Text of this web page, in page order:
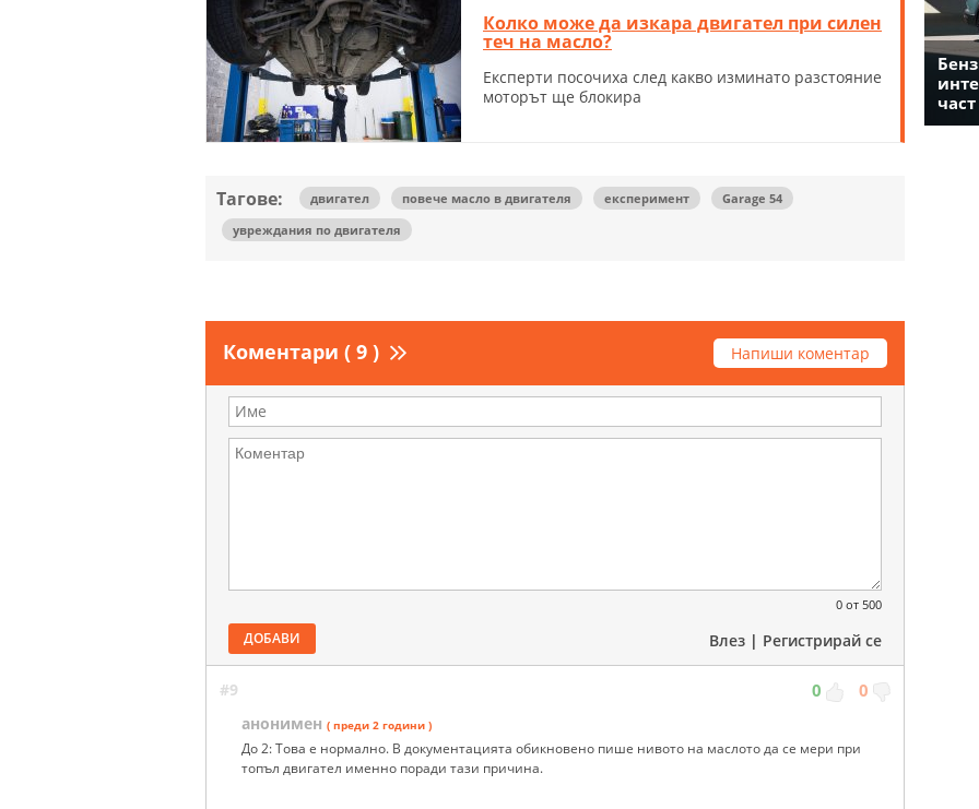
Колко може да изкара двигател при силен
теч на масло?
Експерти посочиха след какво изминато разстояние
моторът ще блокира
Тагове: двигател повече масло в двигателя експеримент
Garage 54
увреждания по двигателя
Коментари ( 9 ) Напиши коментар
0 от 500
ДОБАВИ Влез | Регистрирай се
#9 0 0
анонимен ( преди 2 години )
До 2: Това е нормално. В документацията обикновено пише нивото на маслото да се мери при
топъл двигател именно поради тази причина.
част